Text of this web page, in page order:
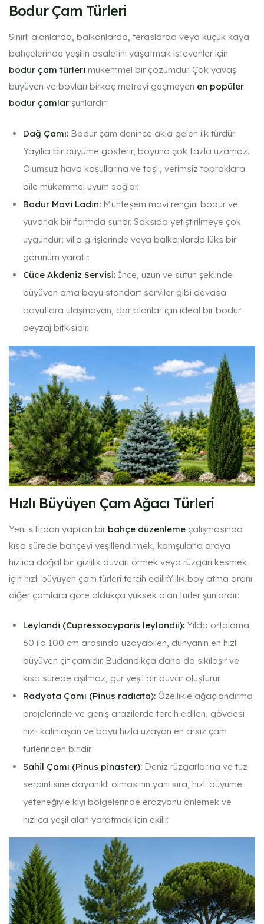
Bodur Çam Türleri
Sınırlı alanlarda, balkonlarda, teraslarda veya küçük kaya
bahçelerinde yeşilin asaletini yaşatmak isteyenler için
bodur çam türleri mükemmel bir çözümdür. Çok yavaş
büyüyen ve boyları birkaç metreyi geçmeyen en popüler
bodur çamlar şunlardır:
Dağ Çamı: Bodur çam denince akla gelen ilk türdür.
Yayılıcı bir büyüme gösterir, boyuna çok fazla uzamaz.
Olumsuz hava koşullarına ve taşlı, verimsiz topraklara
bile mükemmel uyum sağlar.
Bodur Mavi Ladin: Muhteşem mavi rengini bodur ve
yuvarlak bir formda sunar. Saksıda yetiştirilmeye çok
uygundur; villa girişlerinde veya balkonlarda lüks bir
görünüm yaratır.
Cüce Akdeniz Servisi: İnce, uzun ve sütun şeklinde
büyüyen ama boyu standart serviler gibi devasa
boyutlara ulaşmayan, dar alanlar için ideal bir bodur
peyzaj bitkisidir.
Hızlı Büyüyen Çam Ağacı Türleri
Yeni sıfırdan yapılan bir bahçe düzenleme çalışmasında
kısa sürede bahçeyi yeşillendirmek, komşularla araya
hızlıca doğal bir gizlilik duvarı örmek veya rüzgarı kesmek
için hızlı büyüyen çam türleri tercih edilir.Yıllık boy atma oranı
diğer çamlara göre oldukça yüksek olan türler şunlardır:
Leylandi (Cupressocyparis leylandii): Yılda ortalama
60 ila 100 cm arasında uzayabilen, dünyanın en hızlı
büyüyen çit çamıdır. Budandıkça daha da sıkılaşır ve
kısa sürede aşılmaz, gür yeşil bir duvar oluşturur.
Radyata Çamı (Pinus radiata): Özellikle ağaçlandırma
projelerinde ve geniş arazilerde tercih edilen, gövdesi
hızlı kalınlaşan ve boyu hızla uzayan en arsız çam
türlerinden biridir.
Sahil Çamı (Pinus pinaster): Deniz rüzgarlarına ve tuz
serpintisine dayanıklı olmasının yanı sıra, hızlı büyüme
yeteneğiyle kıyı bölgelerinde erozyonu önlemek ve
hızlıca yeşil alan yaratmak için ekilir.